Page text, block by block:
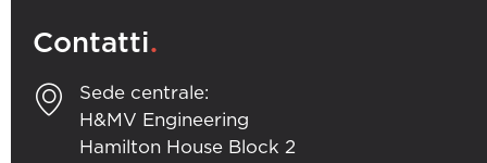
Contatti.
Sede centrale:
H&MV Engineering
Hamilton House Block 2